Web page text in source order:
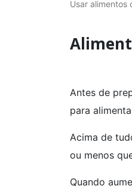
Usar alimentos
Antes de
para
Acima de
ou menos
Quando